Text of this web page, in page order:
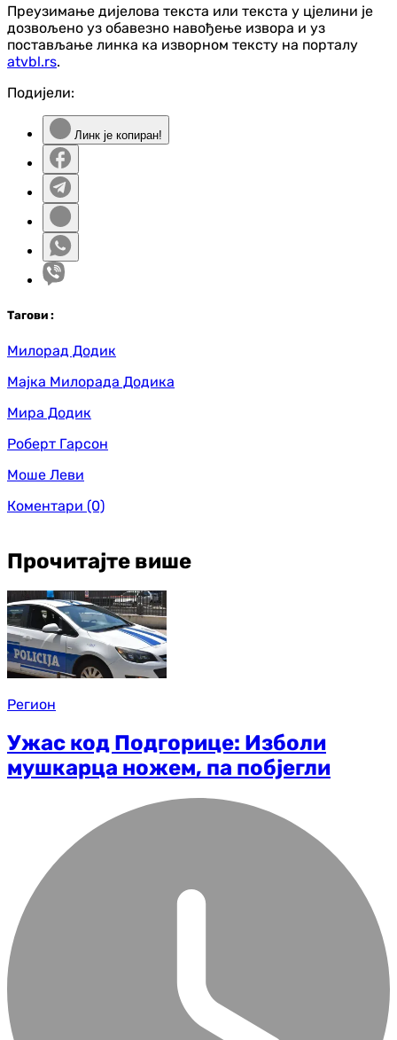
Преузимање дијелова текста или текста у цјелини је
дозвољено уз обавезно навођење извора и уз
постављање линка ка изворном тексту на порталу
atvbl.rs.
Подијели:
Линк је копиран!
Тагови :
Милорад Додик
Мајка Милорада Додика
Мира Додик
Роберт Гарсон
Моше Леви
Коментари (0)
Прочитајте више
Регион
Ужас код Подгорице: Изболи
мушкарца ножем, па побјегли